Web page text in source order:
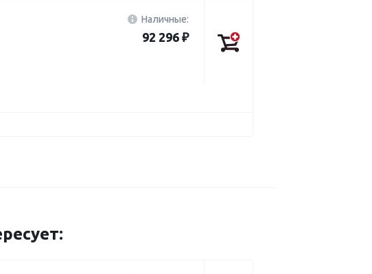
Наличные:
92 296 ₽